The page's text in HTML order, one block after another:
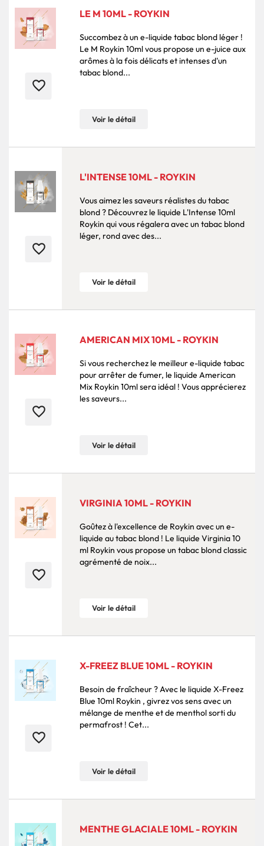
favorite_border
LE M 10ML - ROYKIN
Succombez à un e-liquide tabac blond léger !
Le M Roykin 10ml vous propose un e-juice aux
arômes à la fois délicats et intenses d'un
tabac blond...
Voir le détail
favorite_border
L'INTENSE 10ML - ROYKIN
Vous aimez les saveurs réalistes du tabac
blond ? Découvrez le liquide L'Intense 10ml
Roykin qui vous régalera avec un tabac blond
léger, rond avec des...
Voir le détail
favorite_border
AMERICAN MIX 10ML - ROYKIN
Si vous recherchez le meilleur e-liquide tabac
pour arrêter de fumer, le liquide American
Mix Roykin 10ml sera idéal ! Vous apprécierez
les saveurs...
Voir le détail
favorite_border
VIRGINIA 10ML - ROYKIN
Goûtez à l'excellence de Roykin avec un e-
liquide au tabac blond ! Le liquide Virginia 10
ml Roykin vous propose un tabac blond classic
agrémenté de noix...
Voir le détail
favorite_border
X-FREEZ BLUE 10ML - ROYKIN
Besoin de fraîcheur ? Avec le liquide X-Freez
Blue 10ml Roykin , givrez vos sens avec un
mélange de menthe et de menthol sorti du
permafrost ! Cet...
Voir le détail
MENTHE GLACIALE 10ML - ROYKIN